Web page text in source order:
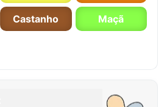
Castanho Maçã